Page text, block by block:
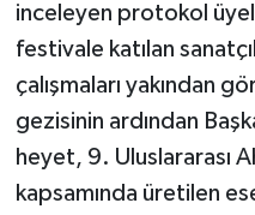
inceleyen protokol
festivale katılan
çalışmaları yakından
gezisinin ardından
heyet, 9. Uluslararası
kapsamında üretilen